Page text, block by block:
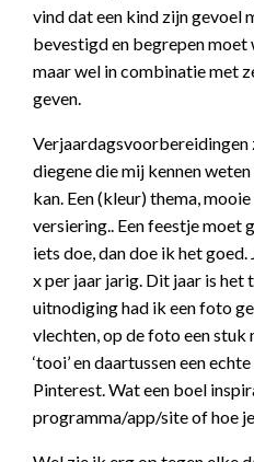
vind dat een kind zijn gevoel
bevestigd en begrepen moet
maar wel in combinatie met
geven.
Verjaardagsvoorbereidingen
diegene die mij kennen
kan. Een (kleur) thema,
versiering.. Een feestje moet
iets doe, dan doe ik het goed.
x per jaar jarig. Dit jaar is het
uitnodiging had ik een foto
vlechten, op de foto een
‘tooi’ en daartussen een
Pinterest. Wat een boel
programma/app/site of hoe